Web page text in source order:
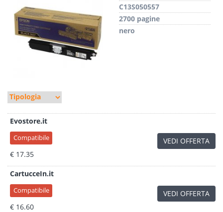
C13S050557
2700 pagine
nero
Evostore.it
Compatibile
€ 17.35
VEDI OFFERTA
CartucceIn.it
Compatibile
€ 16.60
VEDI OFFERTA